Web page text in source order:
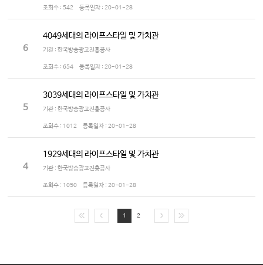
조회수 : 542 등록일자 : 20-01-28
6
4049세대의 라이프스타일 및 가치관
기관 : 한국방송광고진흥공사
조회수 : 654 등록일자 : 20-01-28
5
3039세대의 라이프스타일 및 가치관
기관 : 한국방송광고진흥공사
조회수 : 1012 등록일자 : 20-01-28
4
1929세대의 라이프스타일 및 가치관
기관 : 한국방송광고진흥공사
조회수 : 1050 등록일자 : 20-01-28
1 2